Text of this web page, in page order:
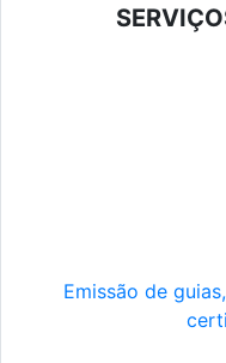
Emissão de